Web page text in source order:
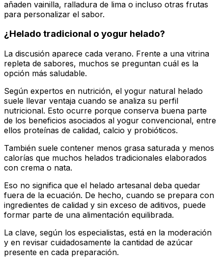
añaden vainilla, ralladura de lima o incluso otras frutas
para personalizar el sabor.
¿Helado tradicional o yogur helado?
La discusión aparece cada verano. Frente a una vitrina
repleta de sabores, muchos se preguntan cuál es la
opción más saludable.
Según expertos en nutrición, el yogur natural helado
suele llevar ventaja cuando se analiza su perfil
nutricional. Esto ocurre porque conserva buena parte
de los beneficios asociados al yogur convencional, entre
ellos proteínas de calidad, calcio y probióticos.
También suele contener menos grasa saturada y menos
calorías que muchos helados tradicionales elaborados
con crema o nata.
Eso no significa que el helado artesanal deba quedar
fuera de la ecuación. De hecho, cuando se prepara con
ingredientes de calidad y sin exceso de aditivos, puede
formar parte de una alimentación equilibrada.
La clave, según los especialistas, está en la moderación
y en revisar cuidadosamente la cantidad de azúcar
presente en cada preparación.